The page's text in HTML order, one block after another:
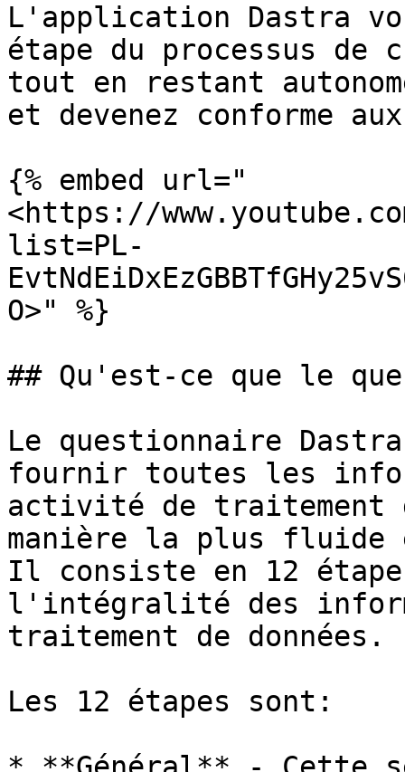
L'application Dastra
étape du processus
tout en restant
et devenez conforme
{% embed url="
<https://
list=PL-
O>" %}
## Qu'est-ce que le
Le questionnaire
fournir toutes les
activité de traitement
manière la plus
Il consiste en 12
l'intégralité des
traitement de données.
Les 12 étapes sont: